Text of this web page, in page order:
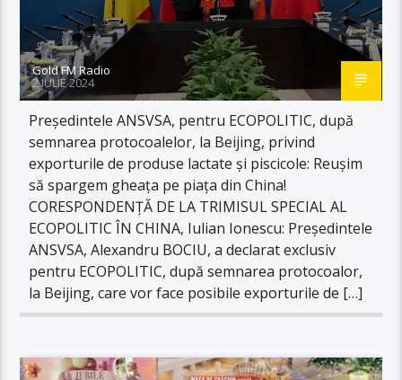
Gold FM Radio
2 IULIE 2024
Președintele ANSVSA, pentru ECOPOLITIC, după
semnarea protocoalelor, la Beijing, privind
exporturile de produse lactate și piscicole: Reușim
să spargem gheața pe piața din China!
CORESPONDENȚĂ DE LA TRIMISUL SPECIAL AL
ECOPOLITIC ÎN CHINA, Iulian Ionescu: Președintele
ANSVSA, Alexandru BOCIU, a declarat exclusiv
pentru ECOPOLITIC, după semnarea protocoalor,
la Beijing, care vor face posibile exporturile de […]